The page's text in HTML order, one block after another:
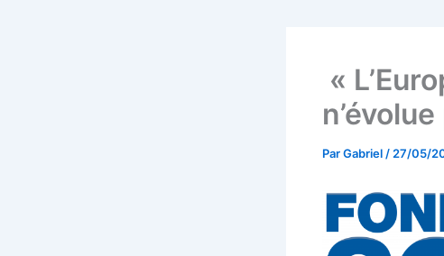
«
ParGabriel / 27/05/